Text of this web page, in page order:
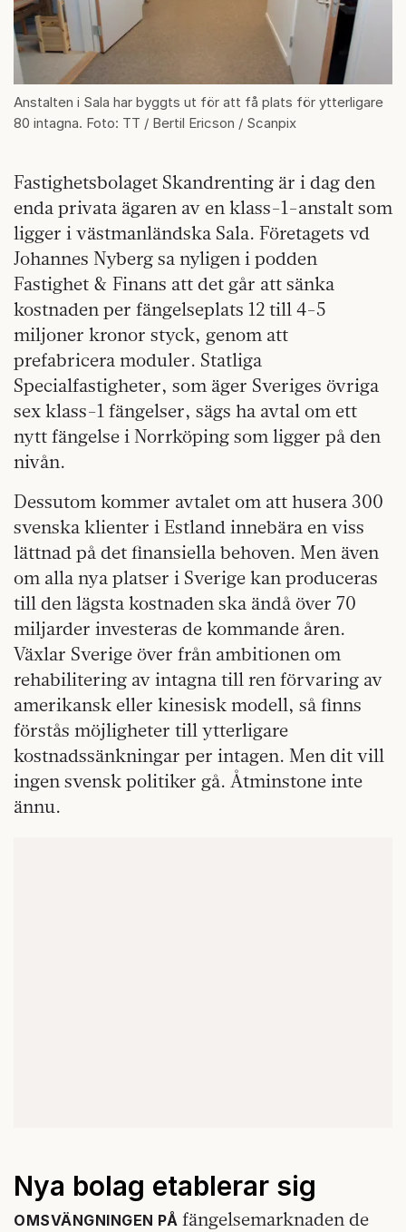
Anstalten i Sala har byggts ut för att få plats för ytterligare
80 intagna. Foto: TT / Bertil Ericson / Scanpix
Fastighetsbolaget Skandrenting är i dag den
enda privata ägaren av en klass-1-anstalt som
ligger i västmanländska Sala. Företagets vd
Johannes Nyberg sa nyligen i podden
Fastighet & Finans att det går att sänka
kostnaden per fängelseplats 12 till 4-5
miljoner kronor styck, genom att
prefabricera moduler. Statliga
Specialfastigheter, som äger Sveriges övriga
sex klass-1 fängelser, sägs ha avtal om ett
nytt fängelse i Norrköping som ligger på den
nivån.
Dessutom kommer avtalet om att husera 300
svenska klienter i Estland innebära en viss
lättnad på det finansiella behoven. Men även
om alla nya platser i Sverige kan produceras
till den lägsta kostnaden ska ändå över 70
miljarder investeras de kommande åren.
Växlar Sverige över från ambitionen om
rehabilitering av intagna till ren förvaring av
amerikansk eller kinesisk modell, så finns
förstås möjligheter till ytterligare
kostnadssänkningar per intagen. Men dit vill
ingen svensk politiker gå. Åtminstone inte
ännu.
Nya bolag etablerar sig
OMSVÄNGNINGEN PÅ fängelsemarknaden de